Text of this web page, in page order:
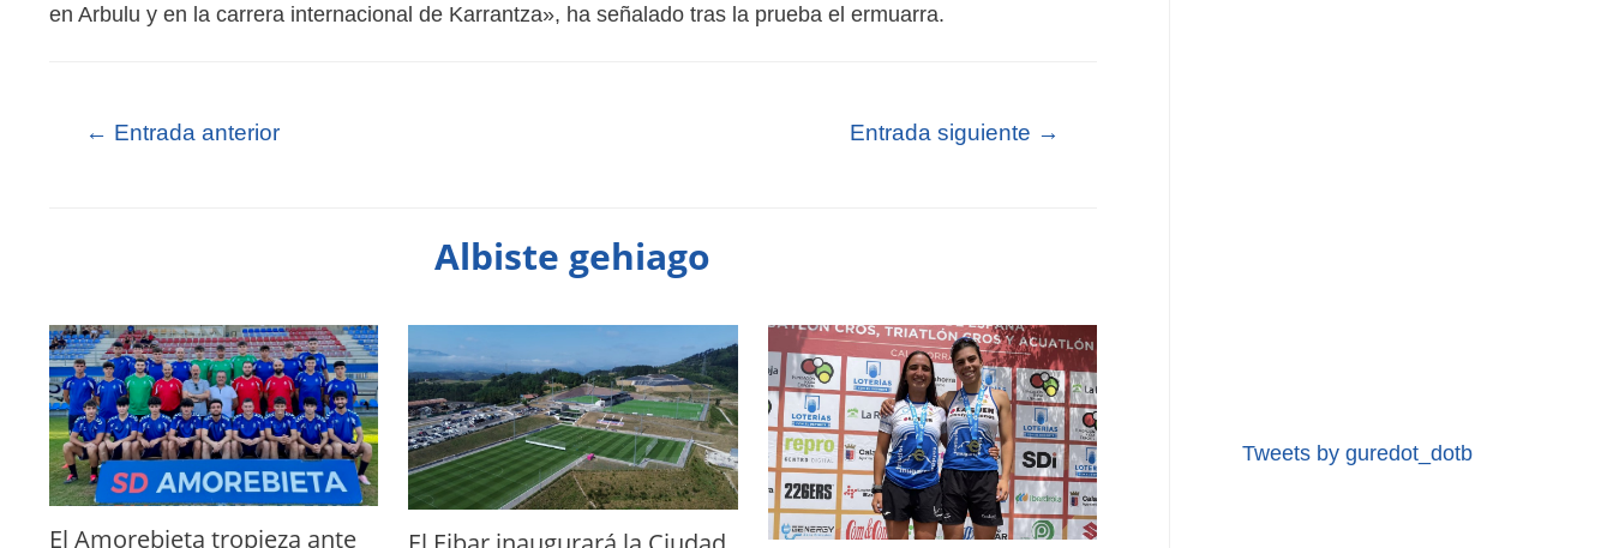
en Arbulu y en la carrera internacional de Karrantza», ha señalado tras la prueba el ermuarra.
← Entrada anterior Entrada siguiente →
Albiste gehiago
El Amorebieta tropieza ante
Tweets by guredot_dotb